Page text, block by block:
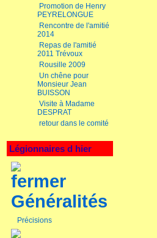
Promotion de Henry
PEYRELONGUE
Rencontre de l'amitié
2014
Repas de l'amitié
2011 Trévoux
Rousille 2009
Un chêne pour
Monsieur Jean
BUISSON
Visite à Madame
DESPRAT
retour dans le comité
Légionnaires d hier
Généralités
Précisions